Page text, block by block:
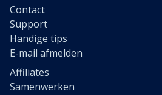
Contact
Support
Handige tips
E-mail afmelden
Affiliates
Samenwerken